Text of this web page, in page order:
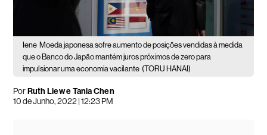
Iene Moeda japonesa sofre aumento de posições vendidas à medida
que o Banco do Japão mantém juros próximos de zero para
impulsionar uma economia vacilante (TORU HANAI)
PorRuth Liew e Tania Chen
10 de Junho, 2022 | 12:23 PM